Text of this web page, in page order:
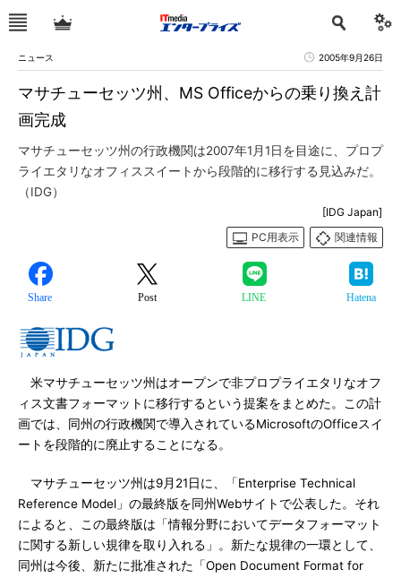
ニュース 2005年9月26日
マサチューセッツ州、MS Officeからの乗り換え計
画完成
マサチューセッツ州の行政機関は2007年1月1日を目途に、プロプ
ライエタリなオフィススイートから段階的に移行する見込みだ。
（IDG）
[IDG Japan]
PC用表示
関連情報
Share Post LINE Hatena
米マサチューセッツ州はオープンで非プロプライエタリなオフ
ィス文書フォーマットに移行するという提案をまとめた。この計
画では、同州の行政機関で導入されているMicrosoftのOfficeスイ
ートを段階的に廃止することになる。
マサチューセッツ州は9月21日に、「Enterprise Technical
Reference Model」の最終版を同州Webサイトで公表した。それ
によると、この最終版は「情報分野においてデータフォーマット
に関する新しい規律を取り入れる」。新たな規律の一環として、
同州は今後、新たに批准された「Open Document Format for